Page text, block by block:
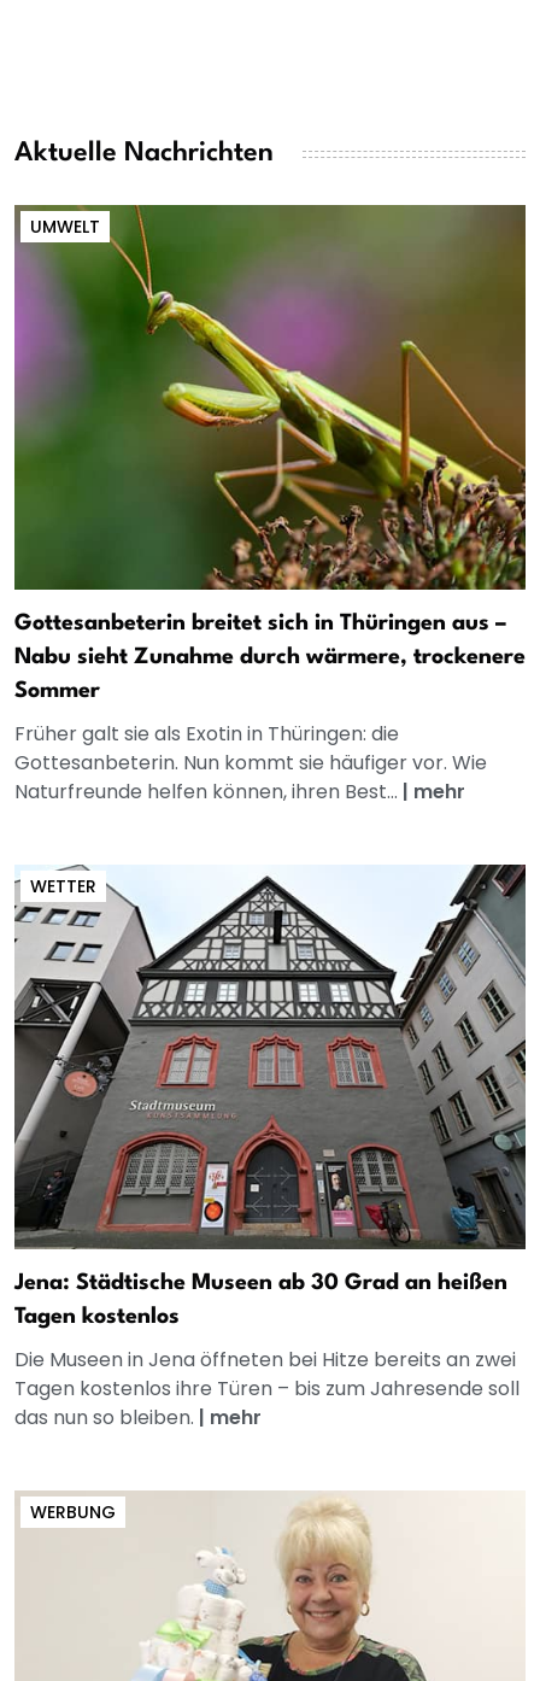
Aktuelle Nachrichten
UMWELT
Gottesanbeterin breitet sich in Thüringen aus –
Nabu sieht Zunahme durch wärmere, trockenere
Sommer
Früher galt sie als Exotin in Thüringen: die
Gottesanbeterin. Nun kommt sie häufiger vor. Wie
Naturfreunde helfen können, ihren Best... | mehr
WETTER
Jena: Städtische Museen ab 30 Grad an heißen
Tagen kostenlos
Die Museen in Jena öffneten bei Hitze bereits an zwei
Tagen kostenlos ihre Türen – bis zum Jahresende soll
das nun so bleiben. | mehr
WERBUNG